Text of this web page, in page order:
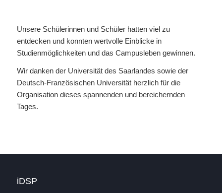
Unsere Schülerinnen und Schüler hatten viel zu
entdecken und konnten wertvolle Einblicke in
Studienmöglichkeiten und das Campusleben gewinnen.
Wir danken der Universität des Saarlandes sowie der
Deutsch-Französischen Universität herzlich für die
Organisation dieses spannenden und bereichernden
Tages.
iDSP